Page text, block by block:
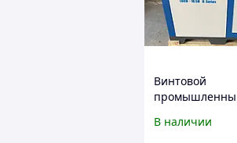
Винтовой
LGCD 18,5D
В наличии